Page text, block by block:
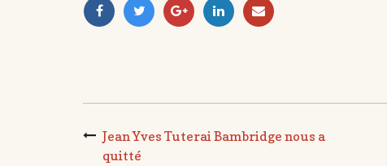
Jean Yves Tuterai Bambridge nous a
quitté